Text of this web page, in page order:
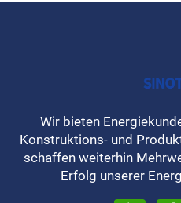
Wir bieten
Konstruktions- und
schaffen weiterhin
Erfolg unserer